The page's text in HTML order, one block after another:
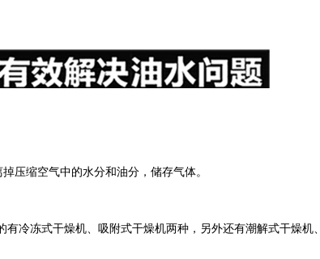
压缩空气中的水分和油分，储存气体。
冷冻式干燥机、吸附式干燥机两种，另外还有潮解式干燥机、